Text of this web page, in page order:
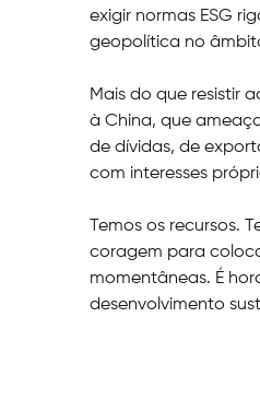
exigir normas ESG
geopolítica no
Mais do que resistir
à China, que
de dívidas, de
com interesses
Temos os recursos.
coragem para
momentâneas. É
desenvolvimento